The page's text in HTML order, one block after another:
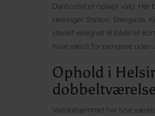
Danhostel et oplagt valg.
Helsingør Station, Stengade,
stedet velegnet til både et
have værdi for pengene uden
Ophold i
Vandrehjemmet har lyse